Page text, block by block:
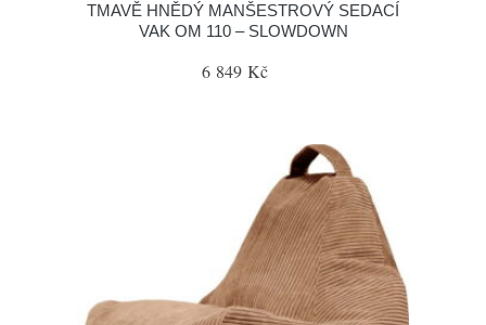
TMAVĚ HNĚDÝ MANŠESTROVÝ SEDACÍ
VAK OM 110 – SLOWDOWN
6 849 Kč